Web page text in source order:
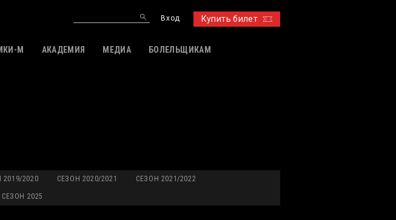
Купить билет
Вход
M АКАДЕМИЯ МЕДИА БОЛЕЛЬЩИКАМ
2019/2020 СЕЗОН 2020/2021 СЕЗОН 2021/2022
СЕЗОН 2025